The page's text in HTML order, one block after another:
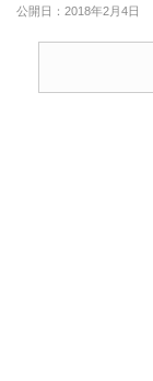
公開日：2018年2月4日